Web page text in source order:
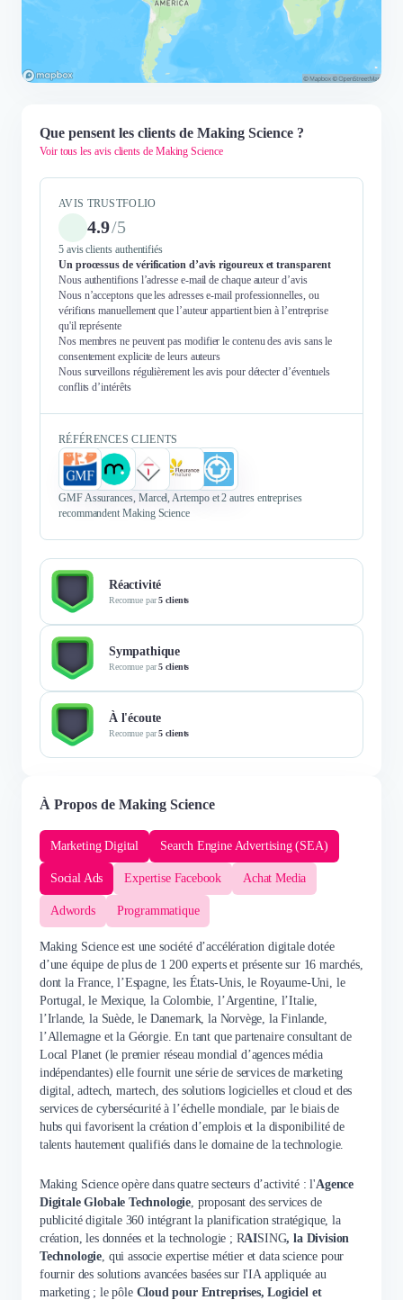
Que pensent les clients de Making Science ?
Voir tous les avis clients de Making Science
AVIS TRUSTFOLIO
4.9/5
5 avis clients authentifiés
Un processus de vérification d’avis rigoureux et transparent
Nous authentifions l’adresse e-mail de chaque auteur d’avis
Nous n’acceptons que les adresses e-mail professionnelles, ou
vérifions manuellement que l’auteur appartient bien à l’entreprise
qu'il représente
Nos membres ne peuvent pas modifier le contenu des avis sans le
consentement explicite de leurs auteurs
Nous surveillons régulièrement les avis pour détecter d’éventuels
conflits d’intérêts
RÉFÉRENCES CLIENTS
GMF Assurances, Marcel, Artempo et 2 autres entreprises
recommandent Making Science
Réactivité
Reconnue par5 clients
Sympathique
Reconnue par5 clients
À l'écoute
Reconnue par5 clients
À Propos de Making Science
Marketing Digital Search Engine Advertising (SEA)
Social Ads Expertise Facebook Achat Media
Adwords Programmatique
Making Science est une société d’accélération digitale dotée
d’une équipe de plus de 1 200 experts et présente sur 16 marchés,
dont la France, l’Espagne, les États-Unis, le Royaume-Uni, le
Portugal, le Mexique, la Colombie, l’Argentine, l’Italie,
l’Irlande, la Suède, le Danemark, la Norvège, la Finlande,
l’Allemagne et la Géorgie. En tant que partenaire consultant de
Local Planet (le premier réseau mondial d’agences média
indépendantes) elle fournit une série de services de marketing
digital, adtech, martech, des solutions logicielles et cloud et des
services de cybersécurité à l’échelle mondiale, par le biais de
hubs qui favorisent la création d’emplois et la disponibilité de
talents hautement qualifiés dans le domaine de la technologie.
Making Science opère dans quatre secteurs d’activité : l'Agence
Digitale Globale Technologie , proposant des services de
publicité digitale 360 intégrant la planification stratégique, la
création, les données et la technologie ; RAISING, la Division
Technologie , qui associe expertise métier et data science pour
fournir des solutions avancées basées sur l'IA appliquée au
marketing ; le pôle Cloud pour Entreprises, Logiciel et